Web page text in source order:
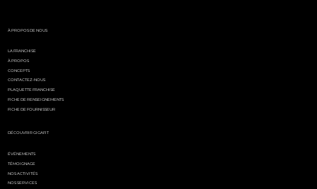
DÉCOUVRIR GIGAFIT
ÉVÉNEMENTS
TÉMOIGNAGE
NOS ACTIVITÉS
NOS SERVICES
À PROPOS DE NOUS
LA FRANCHISE
À PROPOS
CONCEPTS
CONTACTEZ-NOUS
PLAQUETTE FRANCHISE
FICHE DE RENSEIGNEMENTS
FICHE DE FOURNISSEUR